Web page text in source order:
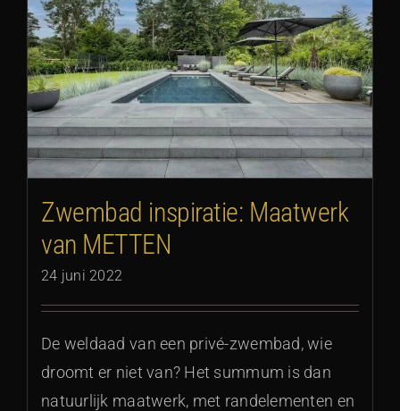
Zwembad inspiratie: Maatwerk
van METTEN
24 juni 2022
De weldaad van een privé-zwembad, wie
droomt er niet van? Het summum is dan
natuurlijk maatwerk, met randelementen en